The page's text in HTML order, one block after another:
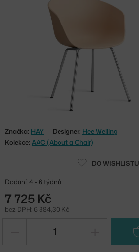
Značka: HAY Designer: Hee Welling
Kolekce: AAC (About a Chair)
DO WISHLISTU
Dodání: 4 - 6 týdnů
7 725 Kč
bez DPH: 6 384,30 Kč